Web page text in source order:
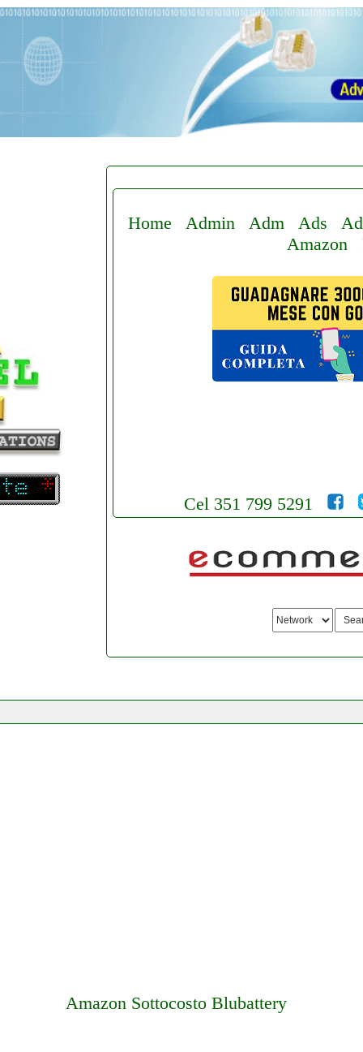
Home Admin Adm Ads
Amazon
Cel 351 799 5291
Amazon Sottocosto Blubattery